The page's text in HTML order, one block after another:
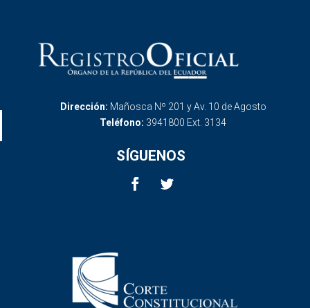
Dirección: Mañosca Nº 201 y Av. 10 de Agosto
Teléfono: 3941800 Ext. 3134
SÍGUENOS